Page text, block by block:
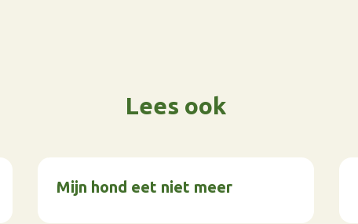
Lees ook
Mijn hond eet niet meer